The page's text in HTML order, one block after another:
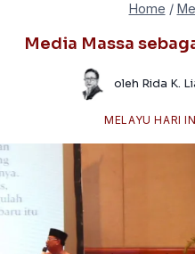
Home /
Media Massa
oleh Rida K.
MELAYU HARI